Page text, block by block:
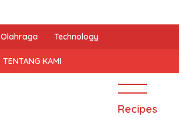
Olahraga Technology
TENTANG KAMI
Recipes